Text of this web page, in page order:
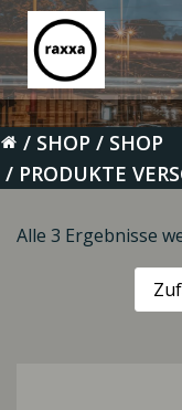
SHOP
SHOP
PRODUKTE
Alle 3 Ergebnisse